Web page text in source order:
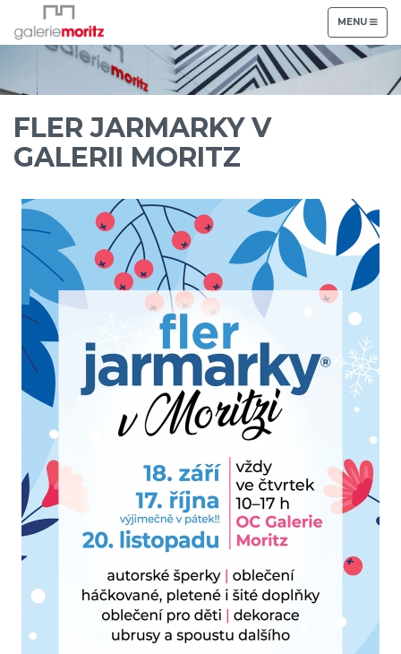
TOGGLE
NAVIGATION
MENU
FLER JARMARKY V
GALERII MORITZ